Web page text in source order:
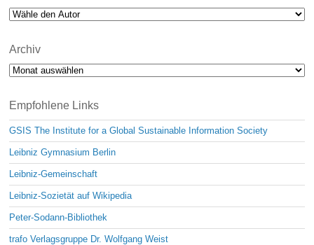
Archiv
Archiv
Empfohlene Links
GSIS The Institute for a Global Sustainable Information Society
Leibniz Gymnasium Berlin
Leibniz-Gemeinschaft
Leibniz-Sozietät auf Wikipedia
Peter-Sodann-Bibliothek
trafo Verlagsgruppe Dr. Wolfgang Weist